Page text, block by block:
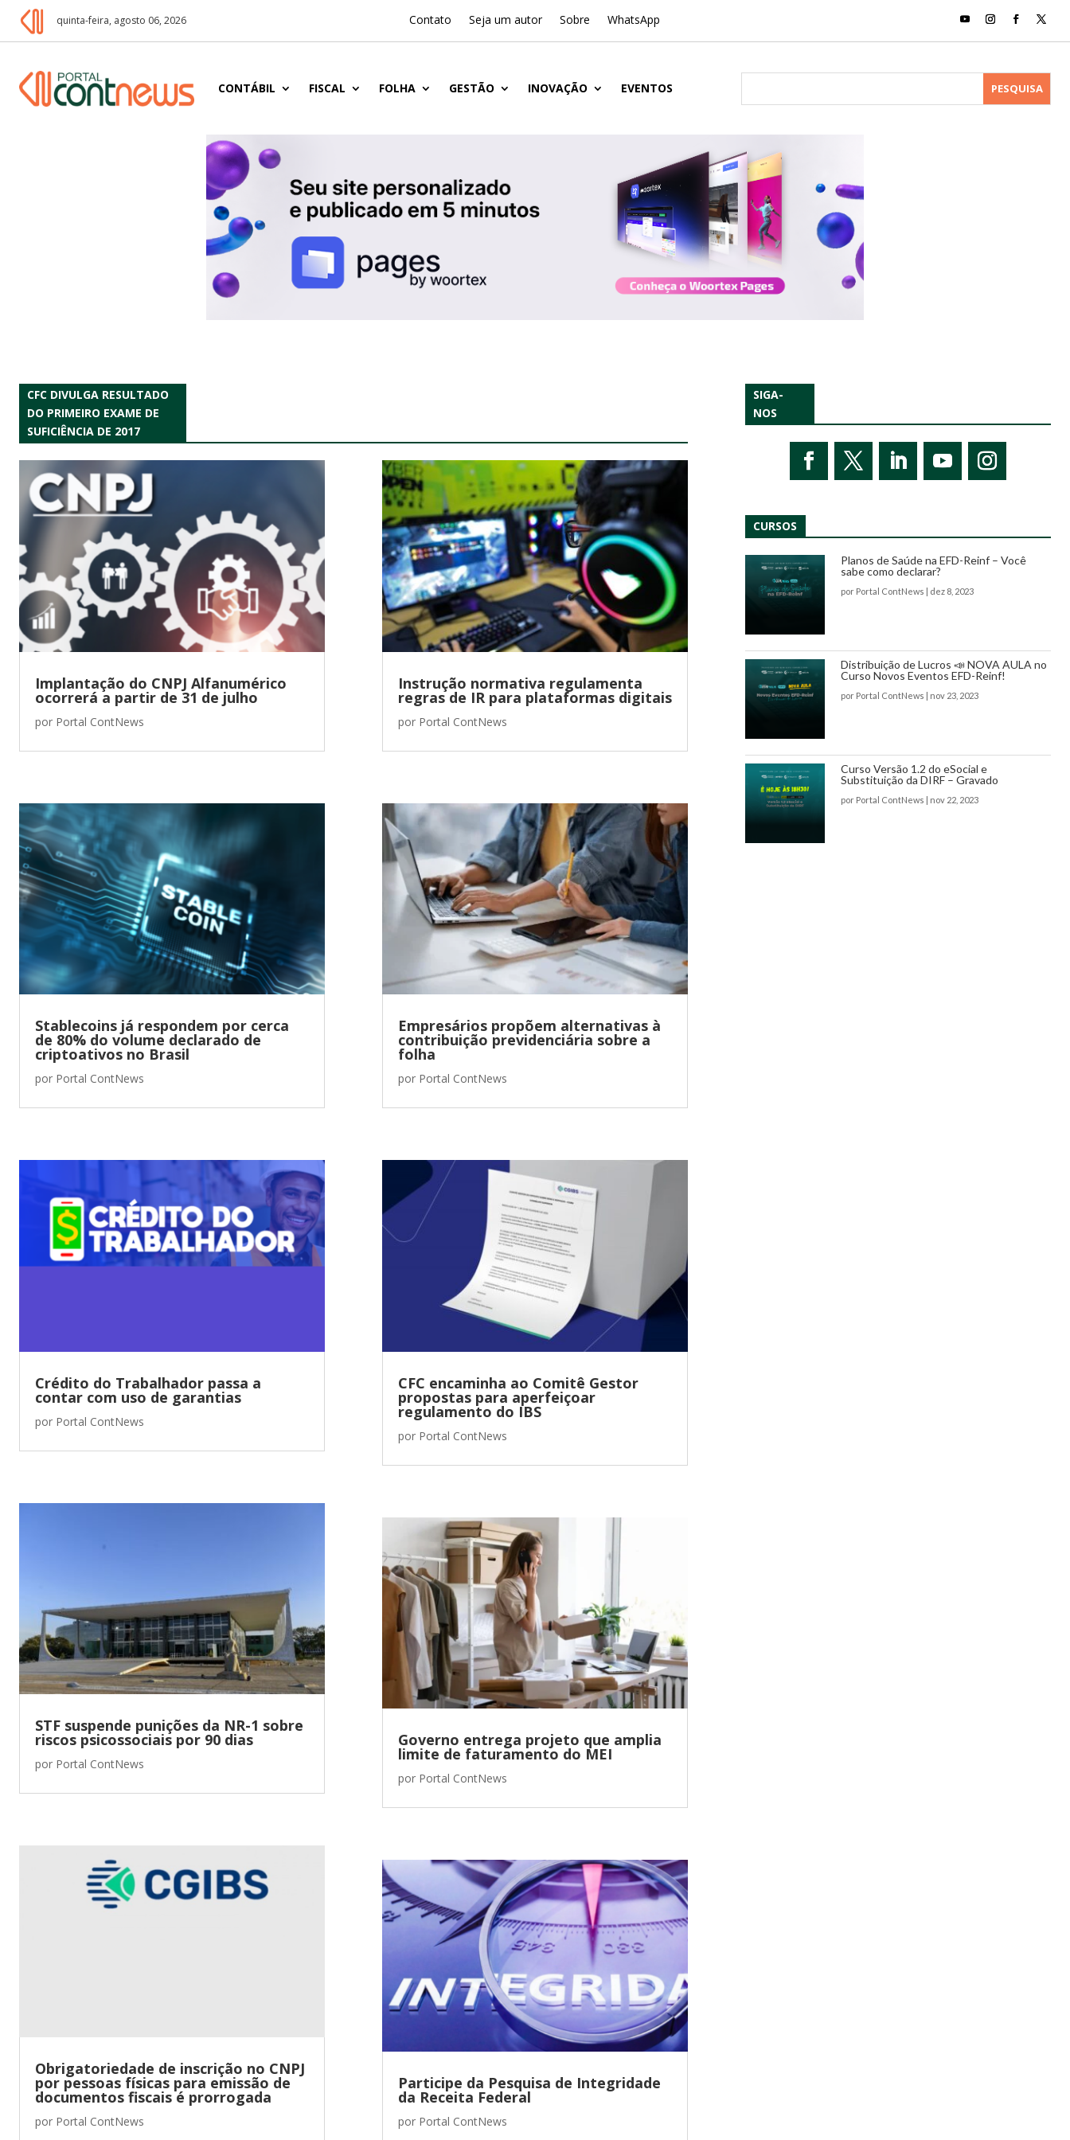
quinta-feira, agosto 06, 2026 Contato Seja um autor Sobre WhatsApp
CONTÁBIL FISCAL FOLHA GESTÃO INOVAÇÃO EVENTOS
CFC DIVULGA RESULTADO
DO PRIMEIRO EXAME DE
SUFICIÊNCIA DE 2017
Implantação do CNPJ Alfanumérico
ocorrerá a partir de 31 de julho
por Portal ContNews
Stablecoins já respondem por cerca
de 80% do volume declarado de
criptoativos no Brasil
por Portal ContNews
Crédito do Trabalhador passa a
contar com uso de garantias
por Portal ContNews
STF suspende punições da NR-1 sobre
riscos psicossociais por 90 dias
por Portal ContNews
Obrigatoriedade de inscrição no CNPJ
por pessoas físicas para emissão de
documentos fiscais é prorrogada
por Portal ContNews
Instrução normativa regulamenta
regras de IR para plataformas digitais
por Portal ContNews
Empresários propõem alternativas à
contribuição previdenciária sobre a
folha
por Portal ContNews
CFC encaminha ao Comitê Gestor
propostas para aperfeiçoar
regulamento do IBS
por Portal ContNews
Governo entrega projeto que amplia
limite de faturamento do MEI
por Portal ContNews
Participe da Pesquisa de Integridade
da Receita Federal
por Portal ContNews
SIGA-
NOS
CURSOS
Planos de Saúde na EFD-Reinf – Você
sabe como declarar?
por Portal ContNews | dez 8, 2023
Distribuição de Lucros 📣 NOVA AULA no
Curso Novos Eventos EFD-Reinf!
por Portal ContNews | nov 23, 2023
Curso Versão 1.2 do eSocial e
Substituição da DIRF – Gravado
por Portal ContNews | nov 22, 2023